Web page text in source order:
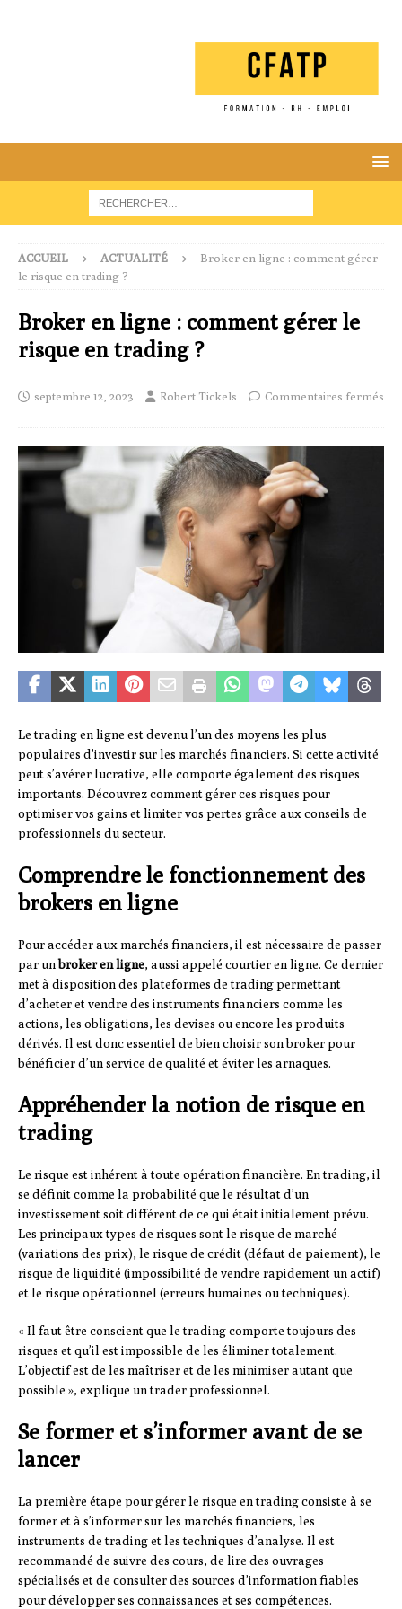
ACCUEIL ACTUALITÉ
Broker en ligne : comment gérer
le risque en trading ?
Broker en ligne : comment gérer le
risque en trading ?
septembre 12, 2023 Robert Tickels Commentaires fermés
Le trading en ligne est devenu l’un des moyens les plus
populaires d’investir sur les marchés financiers. Si cette activité
peut s’avérer lucrative, elle comporte également des risques
importants. Découvrez comment gérer ces risques pour
optimiser vos gains et limiter vos pertes grâce aux conseils de
professionnels du secteur.
Comprendre le fonctionnement des
brokers en ligne
Pour accéder aux marchés financiers, il est nécessaire de passer
par unbroker en ligne, aussi appelé courtier en ligne. Ce dernier
met à disposition des plateformes de trading permettant
d’acheter et vendre des instruments financiers comme les
actions, les obligations, les devises ou encore les produits
dérivés. Il est donc essentiel de bien choisir son broker pour
bénéficier d’un service de qualité et éviter les arnaques.
Appréhender la notion de risque en
trading
Le risque est inhérent à toute opération financière. En trading, il
se définit comme la probabilité que le résultat d’un
investissement soit différent de ce qui était initialement prévu.
Les principaux types de risques sont le risque de marché
(variations des prix), le risque de crédit (défaut de paiement), le
risque de liquidité (impossibilité de vendre rapidement un actif)
et le risque opérationnel (erreurs humaines ou techniques).
« Il faut être conscient que le trading comporte toujours des
risques et qu’il est impossible de les éliminer totalement.
L’objectif est de les maîtriser et de les minimiser autant que
possible », explique un trader professionnel.
Se former et s’informer avant de se
lancer
La première étape pour gérer le risque en trading consiste à se
former et à s’informer sur les marchés financiers, les
instruments de trading et les techniques d’analyse. Il est
recommandé de suivre des cours, de lire des ouvrages
spécialisés et de consulter des sources d’information fiables
pour développer ses connaissances et ses compétences.